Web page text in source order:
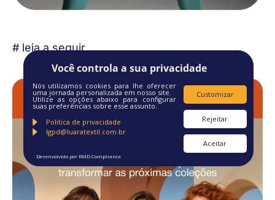
# leia a seguir
Você controla a sua privacidade
Nós utilizamos cookies para lhe oferecer
uma jornada personalizada em nosso site.
Utilize as opções abaixo para configurar
suas preferências sobre esse assunto.
Politica de privacidade
lgpd@luaratextil.com.br
Customizar
Rejeitar
Aceitar
Desenvolvido por RMD Compliance